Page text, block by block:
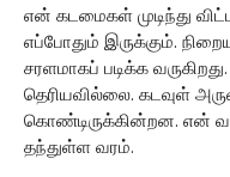
என் கடமைகள் முடிந்து
எப்போதும் இருக்கும்.
சரளமாகப் படிக்க
தெரியவில்லை. கடவுள்
கொண்டிருக்கின்றன. என்
தந்துள்ள வரம்.